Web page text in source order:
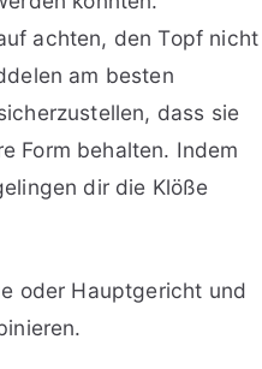
achten, den Topf nicht
am besten
dass sie
Form behalten. Indem
dir die Klöße
oder Hauptgericht und